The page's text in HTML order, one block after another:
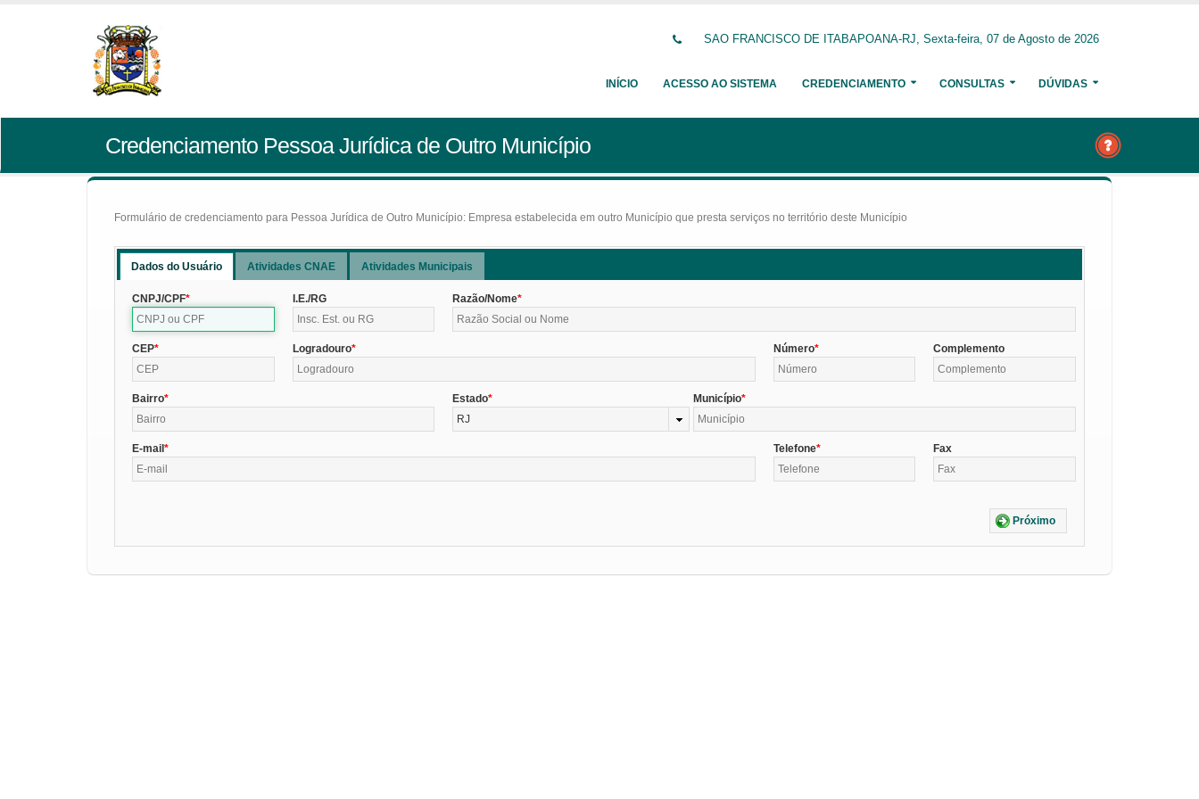
SAO FRANCISCO DE ITABAPOANA-RJ, Sexta-feira, 07 de Agosto de 2026
INÍCIO ACESSO AO SISTEMA CREDENCIAMENTO CONSULTAS DÚVIDAS
Credenciamento Pessoa Jurídica de Outro Município
Formulário de credenciamento para Pessoa Jurídica de Outro Município: Empresa estabelecida em outro Município que presta serviços no território deste Município
Dados do Usuário Atividades CNAE Atividades Municipais
CNPJ/CPF I.E./RG Razão/Nome
CEP Logradouro Número Complemento
Bairro
Estado
RJ
Município
E-mail Telefone Fax
Próximo